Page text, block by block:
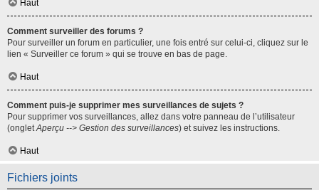
Haut
Comment surveiller des forums ?
Pour surveiller un forum en particulier, une fois entré sur celui-ci, cliquez sur le
lien « Surveiller ce forum » qui se trouve en bas de page.
Haut
Comment puis-je supprimer mes surveillances de sujets ?
Pour supprimer vos surveillances, allez dans votre panneau de l’utilisateur
(ongletAperçu --> Gestion des surveillances) et suivez les instructions.
Haut
Fichiers joints